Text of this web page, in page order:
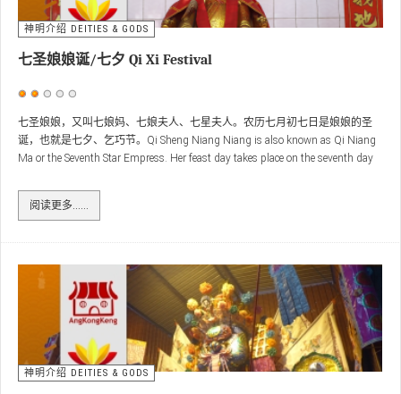
神明介绍 DEITIES & GODS
七圣娘娘诞/七夕 Qi Xi Festival
用
户
评
价： 2/5
七圣娘娘，又叫七娘妈、七娘夫人、七星夫人。农历七月初七日是娘娘的圣
诞，也就是七夕、乞巧节。Qi Sheng Niang Niang is also known as Qi Niang
Ma or the Seventh Star Empress. Her feast day takes place on the seventh day
Night) or the Qi Qiao Festival.
阅读更多……
神明介绍 DEITIES & GODS